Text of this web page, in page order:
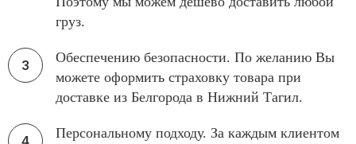
груз.
Обеспечению безопасности. По желанию Вы
можете оформить страховку товара при
доставке из Белгорода в Нижний Тагил.
Персональному подходу. За каждым клиентом